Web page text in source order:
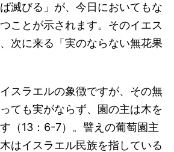
滅びる」が、今日においてもな
ことが示されます。そのイエス
次に来る「実のならない無花果
スラエルの象徴ですが、その無
ても実がならず、園の主は木を
（13：6-7）。譬えの葡萄園主
はイスラエル民族を指している